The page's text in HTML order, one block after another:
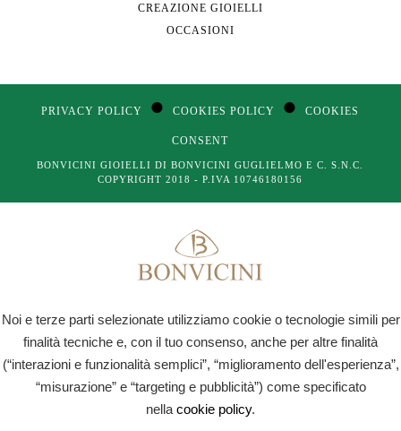
CREAZIONE GIOIELLI
OCCASIONI
PRIVACY POLICY ●COOKIES POLICY ●COOKIES
CONSENT
BONVICINI GIOIELLI DI BONVICINI GUGLIELMO E C. S.N.C.
COPYRIGHT 2018 - P.IVA 10746180156
Noi e terze parti selezionate utilizziamo cookie o tecnologie simili per
finalità tecniche e, con il tuo consenso, anche per altre finalità
(“interazioni e funzionalità semplici”, “miglioramento dell'esperienza”,
“misurazione” e “targeting e pubblicità”) come specificato
nella cookie policy.